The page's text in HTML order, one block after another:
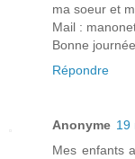
ma soeur et
Mail :
Bonne
Répondre
Anonyme 19
Mes enfants